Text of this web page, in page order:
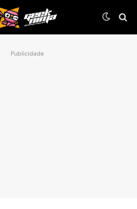
Publicidade